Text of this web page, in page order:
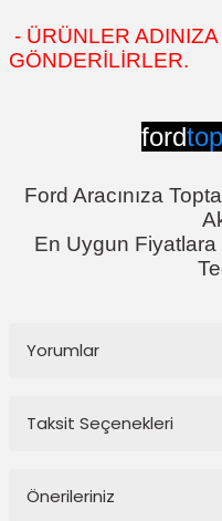
- ÜRÜNLER
GÖNDERİLİRLER.
ford
Ford Aracınıza
En Uygun
Yorumlar
Taksit Seçenekleri
Önerileriniz